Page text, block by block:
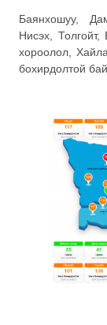
Баянхошуу,
Нисэх,
хороолол,
бохирдолтой